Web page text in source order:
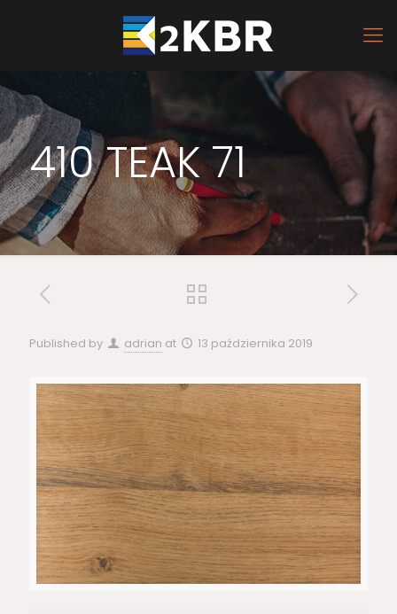
410 TEAK 71
Published by adrian at 13 października 2019